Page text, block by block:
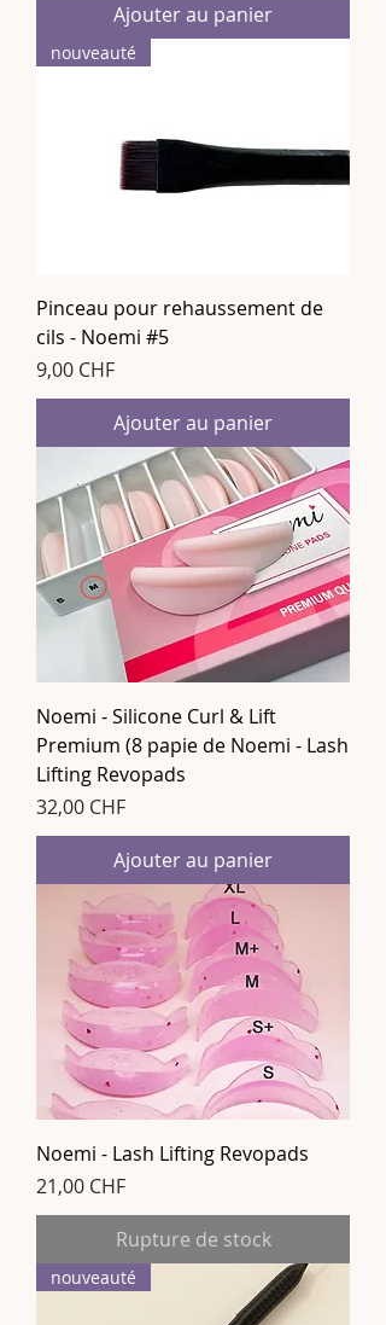
Ajouter au panier
nouveauté
Pinceau pour rehaussement de
cils - Noemi #5
Prix
9,00 CHF
Ajouter au panier
Noemi - Silicone Curl & Lift
Premium (8 papie de Noemi - Lash
Lifting Revopads
Prix
32,00 CHF
Ajouter au panier
Noemi - Lash Lifting Revopads
Prix
21,00 CHF
Rupture de stock
nouveauté